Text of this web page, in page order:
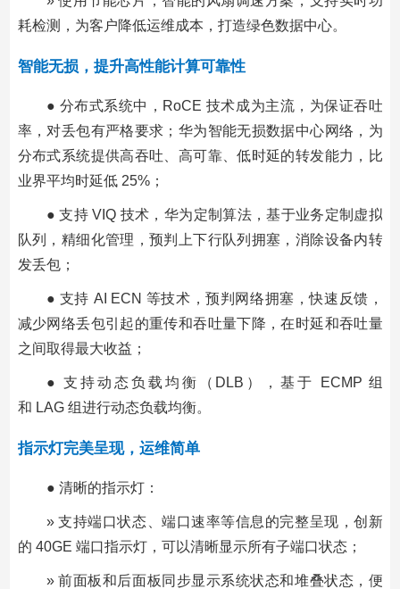
耗检测，为客户降低运维成本，打造绿色数据中心。
智能无损，提升高性能计算可靠性
● 分布式系统中，RoCE 技术成为主流，为保证吞吐
率，对丢包有严格要求；华为智能无损数据中心网络，为
分布式系统提供高吞吐、高可靠、低时延的转发能力，比
业界平均时延低 25%；
● 支持 VIQ 技术，华为定制算法，基于业务定制虚拟
队列，精细化管理，预判上下行队列拥塞，消除设备内转
发丢包；
● 支持 AI ECN 等技术，预判网络拥塞，快速反馈，
减少网络丢包引起的重传和吞吐量下降，在时延和吞吐量
之间取得最大收益；
● 支持动态负载均衡（DLB），基于 ECMP 组
和 LAG 组进行动态负载均衡。
指示灯完美呈现，运维简单
● 清晰的指示灯：
» 支持端口状态、端口速率等信息的完整呈现，创新
的 40GE 端口指示灯，可以清晰显示所有子端口状态；
» 前面板和后面板同步显示系统状态和堆叠状态，便